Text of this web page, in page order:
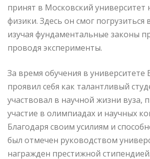
принят в Московский университет
физики. Здесь он смог погрузиться
изучая фундаментальные законы
проводя эксперименты.
За время обучения в университете
проявил себя как талантливый
участвовал в научной жизни вуза,
участие в олимпиадах и научных
Благодаря своим усилиям и
был отмечен руководством
награжден престижной стипендией.